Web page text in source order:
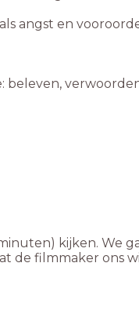
beleven,
minuten) kijken. We
de filmmaker ons